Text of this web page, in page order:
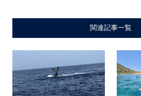
関連記事一覧